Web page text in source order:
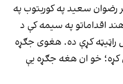
رضوان سعید په کوربتوب په
اقداماتو په سیمه کې د
کړې ده. هغوی جګړه
خو ان هغه جګړه یې